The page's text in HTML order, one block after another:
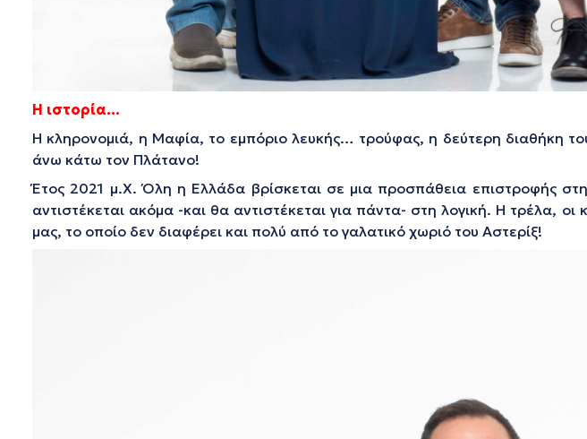
Η ιστορία…
Η κληρονομιά, η Μαφία, το εμπόριο λευκής… τρούφας, η δεύτερη διαθήκη
άνω κάτω τον Πλάτανο!
Έτος 2021 μ.Χ. Όλη η Ελλάδα βρίσκεται σε μια προσπάθεια επιστροφής
αντιστέκεται ακόμα -και θα αντιστέκεται για πάντα- στη λογική. Η τρέλα,
μας, το οποίο δεν διαφέρει και πολύ από το γαλατικό χωριό του Αστερίξ!